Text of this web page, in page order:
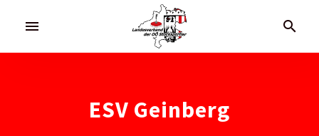
menu search
ESV Geinberg